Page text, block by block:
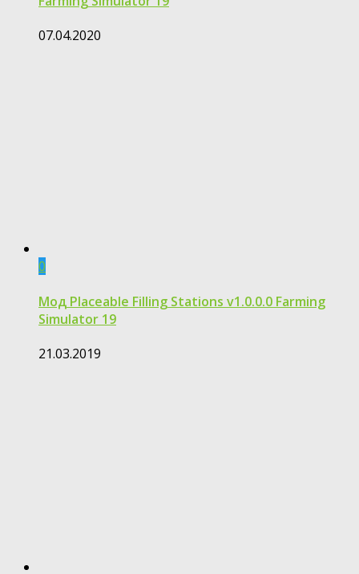
07.04.2020
0
Мод Placeable Filling Stations v1.0.0.0 Farming
Simulator 19
21.03.2019